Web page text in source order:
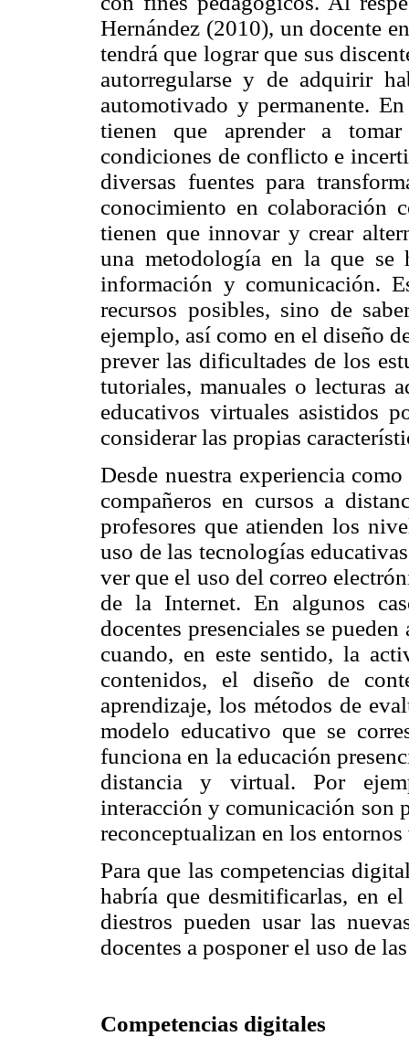
Hernández (2010), un docente
tendrá que lograr que sus
autorregularse y de adquirir
automotivado y permanente.
tienen que aprender a
condiciones de conflicto e
diversas fuentes para
conocimiento en colaboración
tienen que innovar y crear
una metodología en la que se
información y comunicación.
recursos posibles, sino de
ejemplo, así como en el diseño
prever las dificultades de los
tutoriales, manuales o lecturas
educativos virtuales asistidos
considerar las propias
Desde nuestra experiencia
compañeros en cursos a
profesores que atienden los
uso de las tecnologías
ver que el uso del correo
de la Internet. En algunos
docentes presenciales se
cuando, en este sentido, la
contenidos, el diseño de
aprendizaje, los métodos de
modelo educativo que se
funciona en la educación
distancia y virtual. Por
interacción y comunicación son
reconceptualizan en los
Para que las competencias
habría que desmitificarlas, en
diestros pueden usar las
docentes a posponer el uso de
Competencias digitales